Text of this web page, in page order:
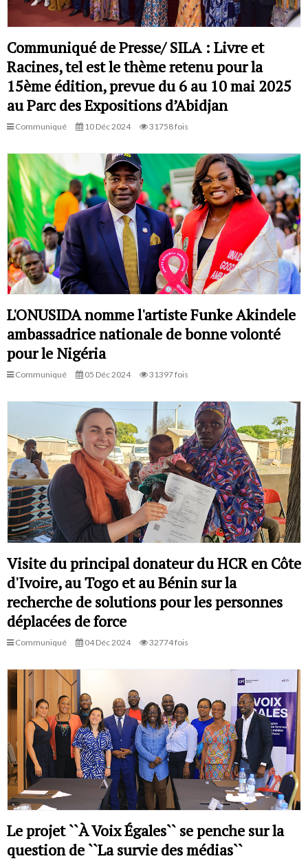
Communiqué de Presse/ SILA : Livre et
Racines, tel est le thème retenu pour la
15ème édition, prevue du 6 au 10 mai 2025
au Parc des Expositions d’Abidjan
Communiqué 10 Déc 2024 31758 fois
L'ONUSIDA nomme l'artiste Funke Akindele
ambassadrice nationale de bonne volonté
pour le Nigéria
Communiqué 05 Déc 2024 31397 fois
Visite du principal donateur du HCR en Côte
d'Ivoire, au Togo et au Bénin sur la
recherche de solutions pour les personnes
déplacées de force
Communiqué 04 Déc 2024 32774 fois
Le projet ``À Voix Égales`` se penche sur la
question de ``La survie des médias``